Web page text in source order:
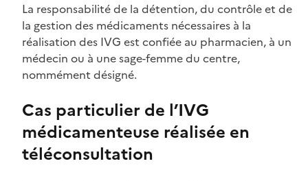
La responsabilité de la détention, du contrôle et de
la gestion des médicaments nécessaires à la
réalisation des IVG est confiée au pharmacien, à un
médecin ou à une sage-femme du centre,
nommément désigné.
Cas particulier de l’IVG
médicamenteuse réalisée en
téléconsultation